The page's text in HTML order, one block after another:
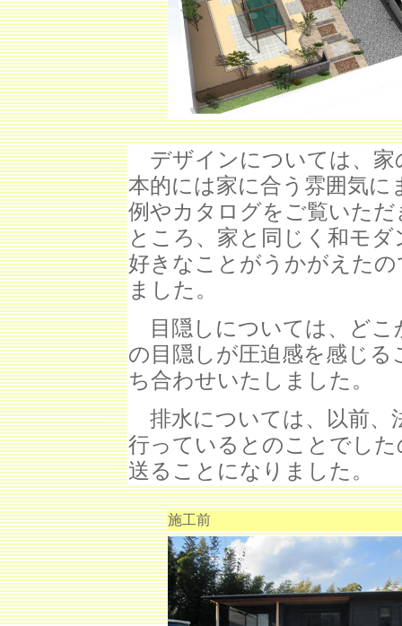
デザインについては、家
本的には家に合う雰囲気
例やカタログをご覧いた
ところ、家と同じく和モ
好きなことがうかがえた
ました。
目隠しについては、どこ
の目隠しが圧迫感を感じ
ち合わせいたしました。
排水については、以前、
行っているとのことでし
送ることになりました。
施工前